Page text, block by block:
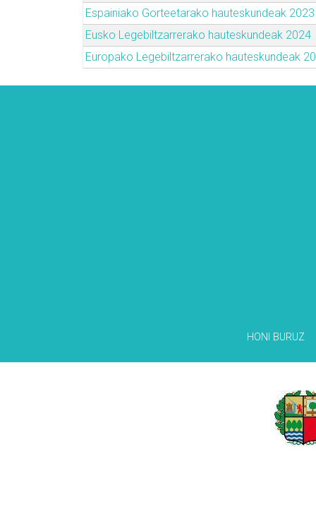
Espainiako Gorteetarako hauteskundeak 2023
Eusko Legebiltzarrerako hauteskundeak 2024
Europako Legebiltzarrerako hauteskundeak
HONI BURUZ